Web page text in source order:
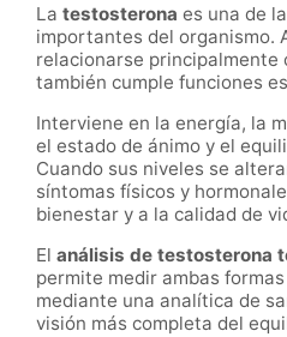
La testosterona es una de
importantes del organismo.
relacionarse principalmente
también cumple funciones
Interviene en la energía, la
el estado de ánimo y el
Cuando sus niveles se
síntomas físicos y
bienestar y a la calidad de
El análisis de testosterona
permite medir ambas
mediante una analítica de
visión más completa del